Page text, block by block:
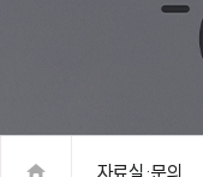
자료실·문의